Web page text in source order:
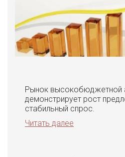
Рынок высокобюджетной
демонстрирует рост
стабильный спрос.
Читать далее